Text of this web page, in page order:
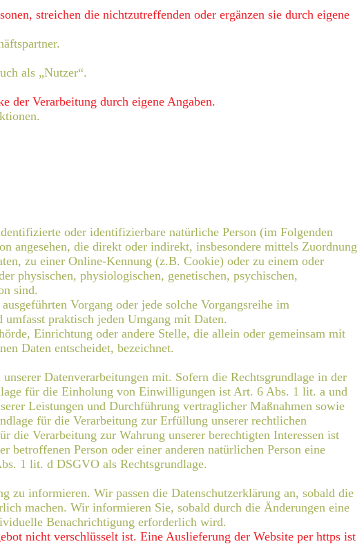
streichen die nichtzutreffenden oder ergänzen sie durch eigene
als „Nutzer“.
der Verarbeitung durch eigene Angaben.
oder identifizierbare natürliche Person (im Folgenden
angesehen, die direkt oder indirekt, insbesondere mittels Zuordnung
zu einer Online-Kennung (z.B. Cookie) oder zu einem oder
physischen, physiologischen, genetischen, psychischen,
sind.
Vorgang oder jede solche Vorgangsreihe im
praktisch jeden Umgang mit Daten.
Einrichtung oder andere Stelle, die allein oder gemeinsam mit
Daten entscheidet, bezeichnet.
Datenverarbeitungen mit. Sofern die Rechtsgrundlage in der
für die Einholung von Einwilligungen ist Art. 6 Abs. 1 lit. a und
Leistungen und Durchführung vertraglicher Maßnahmen sowie
für die Verarbeitung zur Erfüllung unserer rechtlichen
Verarbeitung zur Wahrung unserer berechtigten Interessen ist
Person oder einer anderen natürlichen Person eine
1 lit. d DSGVO als Rechtsgrundlage.
zu informieren. Wir passen die Datenschutzerklärung an, sobald die
machen. Wir informieren Sie, sobald durch die Änderungen eine
Benachrichtigung erforderlich wird.
nicht verschlüsselt ist. Eine Auslieferung der Website per https ist